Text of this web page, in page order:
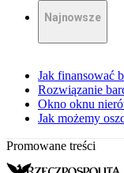
Najnowsze
Jak finansować
Rozwiązanie
Okno oknu
Jak możemy
Promowane treści